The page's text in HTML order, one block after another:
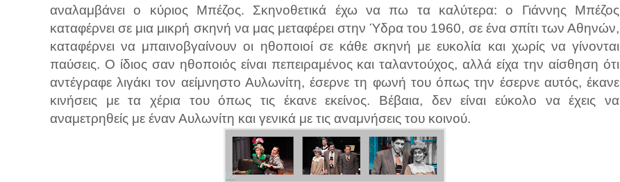
αναλαμβάνει ο κύριος Μπέζος. Σκηνοθετικά έχω να πω τα καλύτερα: ο Γιάννης Μπέζος
καταφέρνει σε μια μικρή σκηνή να μας μεταφέρει στην Ύδρα του 1960, σε ένα σπίτι των Αθηνών,
καταφέρνει να μπαινοβγαίνουν οι ηθοποιοί σε κάθε σκηνή με ευκολία και χωρίς να γίνονται
παύσεις. Ο ίδιος σαν ηθοποιός είναι πεπειραμένος και ταλαντούχος, αλλά είχα την αίσθηση ότι
αντέγραφε λιγάκι τον αείμνηστο Αυλωνίτη, έσερνε τη φωνή του όπως την έσερνε αυτός, έκανε
κινήσεις με τα χέρια του όπως τις έκανε εκείνος. Βέβαια, δεν είναι εύκολο να έχεις να
αναμετρηθείς με έναν Αυλωνίτη και γενικά με τις αναμνήσεις του κοινού.